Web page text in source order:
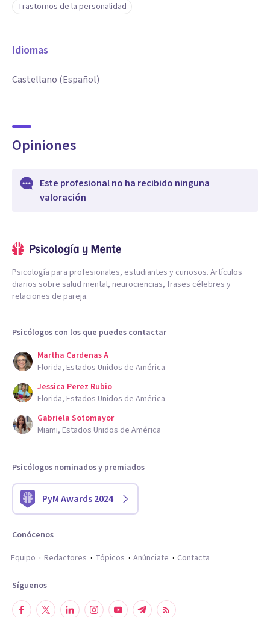
Trastornos de la personalidad
Idiomas
Castellano (Español)
Opiniones
Este profesional no ha recibido ninguna
valoración
Psicología para profesionales, estudiantes y curiosos. Artículos
diarios sobre salud mental, neurociencias, frases célebres y
relaciones de pareja.
Psicólogos con los que puedes contactar
Martha Cardenas A
Florida, Estados Unidos de América
Jessica Perez Rubio
Florida, Estados Unidos de América
Gabriela Sotomayor
Miami, Estados Unidos de América
Psicólogos nominados y premiados
PyM Awards 2024
Conócenos
Equipo
Redactores Tópicos Anúnciate Contacta
Síguenos